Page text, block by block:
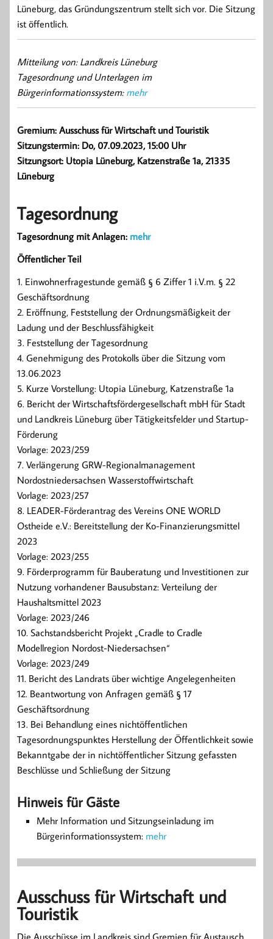
Lüneburg, das Gründungszentrum stellt sich vor. Die Sitzung
ist öffentlich.
Mitteilung von: Landkreis Lüneburg
Tagesordnung und Unterlagen im
Bürgerinformationssystem: mehr
Gremium: Ausschuss für Wirtschaft und Touristik
Sitzungstermin: Do, 07.09.2023, 15:00 Uhr
Sitzungsort: Utopia Lüneburg, Katzenstraße 1a, 21335
Lüneburg
Tagesordnung
Tagesordnung mit Anlagen: mehr
Öffentlicher Teil
1. Einwohnerfragestunde gemäß § 6 Ziffer 1 i.V.m. § 22
Geschäftsordnung
2. Eröffnung, Feststellung der Ordnungsmäßigkeit der
Ladung und der Beschlussfähigkeit
3. Feststellung der Tagesordnung
4. Genehmigung des Protokolls über die Sitzung vom
13.06.2023
5. Kurze Vorstellung: Utopia Lüneburg, Katzenstraße 1a
6. Bericht der Wirtschaftsfördergesellschaft mbH für Stadt
und Landkreis Lüneburg über Tätigkeitsfelder und Startup-
Förderung
Vorlage: 2023/259
7. Verlängerung GRW-Regionalmanagement
Nordostniedersachsen Wasserstoffwirtschaft
Vorlage: 2023/257
8. LEADER-Förderantrag des Vereins ONE WORLD
Ostheide e.V.: Bereitstellung der Ko-Finanzierungsmittel
2023
Vorlage: 2023/255
9. Förderprogramm für Bauberatung und Investitionen zur
Nutzung vorhandener Bausubstanz: Verteilung der
Haushaltsmittel 2023
Vorlage: 2023/246
10. Sachstandsbericht Projekt „Cradle to Cradle
Modellregion Nordost-Niedersachsen“
Vorlage: 2023/249
11. Bericht des Landrats über wichtige Angelegenheiten
12. Beantwortung von Anfragen gemäß § 17
Geschäftsordnung
13. Bei Behandlung eines nichtöffentlichen
Tagesordnungspunktes Herstellung der Öffentlichkeit sowie
Bekanntgabe der in nichtöffentlicher Sitzung gefassten
Beschlüsse und Schließung der Sitzung
Hinweis für Gäste
Mehr Information und Sitzungseinladung im
Bürgerinformationssystem: mehr
Ausschuss für Wirtschaft und
Touristik
Die Ausschüsse im Landkreis sind Gremien für Austausch